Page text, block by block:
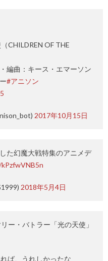
CHILDREN OF THE
編曲：キース・エマーソン
#アニソン
2017年10月15日
た幻魔大戦特集のアニメデ
2018年5月4日
ー・バトラー「光の天使」
ば、うれしかったな